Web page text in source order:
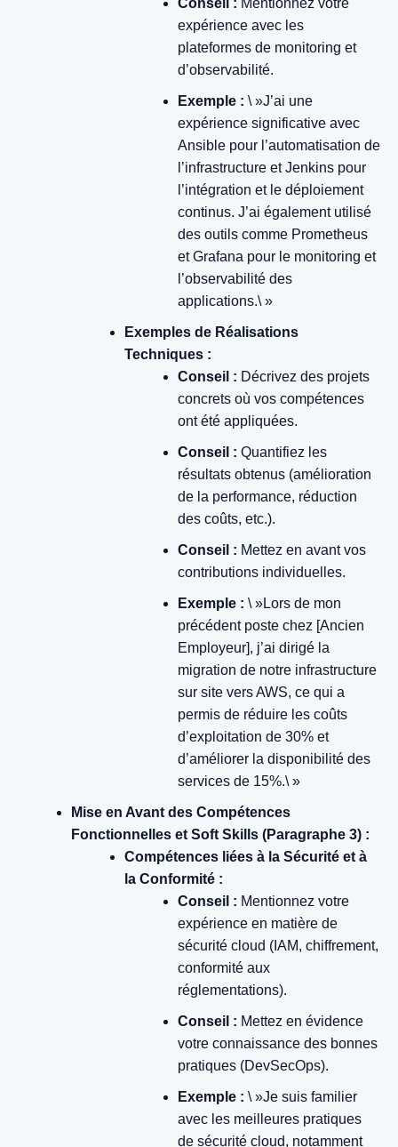
expérience avec les
plateformes de monitoring et
d’observabilité.
Exemple : \ »J’ai une
expérience significative avec
Ansible pour l’automatisation de
l’infrastructure et Jenkins pour
l’intégration et le déploiement
continus. J’ai également utilisé
des outils comme Prometheus
et Grafana pour le monitoring et
l’observabilité des
applications.\ »
Exemples de Réalisations
Techniques :
Conseil : Décrivez des projets
concrets où vos compétences
ont été appliquées.
Conseil : Quantifiez les
résultats obtenus (amélioration
de la performance, réduction
des coûts, etc.).
Conseil : Mettez en avant vos
contributions individuelles.
Exemple : \ »Lors de mon
précédent poste chez [Ancien
Employeur], j’ai dirigé la
migration de notre infrastructure
sur site vers AWS, ce qui a
permis de réduire les coûts
d’exploitation de 30% et
d’améliorer la disponibilité des
services de 15%.\ »
Mise en Avant des Compétences
Fonctionnelles et Soft Skills (Paragraphe 3) :
Compétences liées à la Sécurité et à
la Conformité :
Conseil : Mentionnez votre
expérience en matière de
sécurité cloud (IAM, chiffrement,
conformité aux
réglementations).
Conseil : Mettez en évidence
votre connaissance des bonnes
pratiques (DevSecOps).
Exemple : \ »Je suis familier
avec les meilleures pratiques
de sécurité cloud, notamment